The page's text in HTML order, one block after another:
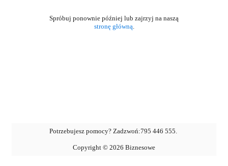
stronę główną.
Potrzebujesz pomocy? Zadzwoń:795 446 555.
Copyright © 2026 Biznesowe